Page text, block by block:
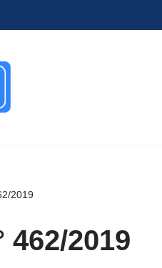
2019
462/2019